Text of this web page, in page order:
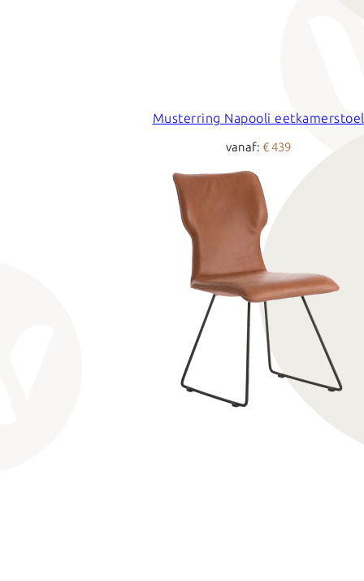
Musterring Napooli eetkamerstoel
vanaf: € 439